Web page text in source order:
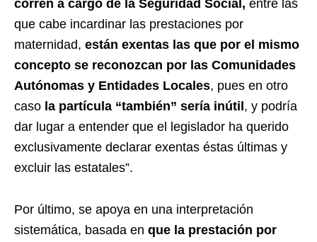
corren a cargo de la Seguridad Social, entre las
que cabe incardinar las prestaciones por
maternidad, están exentas las que por el mismo
concepto se reconozcan por las Comunidades
Autónomas y Entidades Locales, pues en otro
caso la partícula “también” sería inútil, y podría
dar lugar a entender que el legislador ha querido
exclusivamente declarar exentas éstas últimas y
excluir las estatales”.
Por último, se apoya en una interpretación
sistemática, basada en que la prestación por